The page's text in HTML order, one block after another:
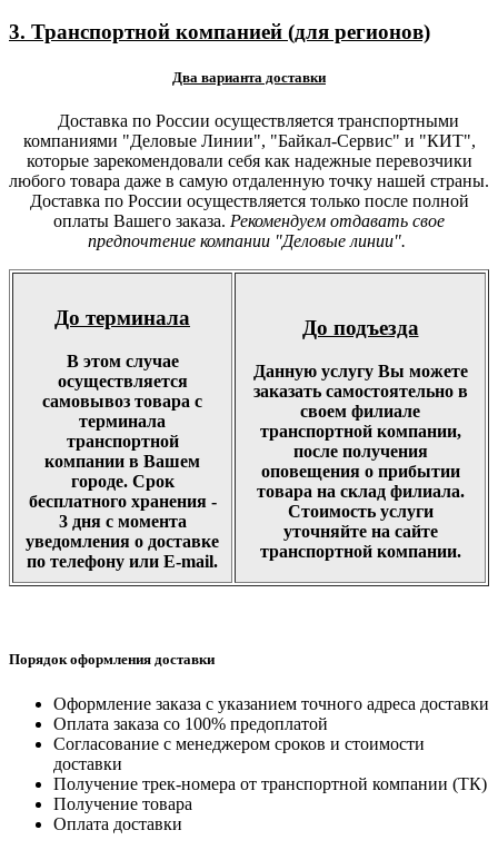
3. Транспортной компанией (для регионов)
Два варианта доставки
Доставка по России осуществляется транспортными
компаниями "Деловые Линии", "Байкал-Сервис" и "КИТ",
которые зарекомендовали себя как надежные перевозчики
любого товара даже в самую отдаленную точку нашей страны.
Доставка по России осуществляется только после полной
оплаты Вашего заказа. Рекомендуем отдавать свое
предпочтение компании "Деловые линии".
До терминала
В этом случае
осуществляется
самовывоз товара с
терминала
транспортной
компании в Вашем
городе. Срок
бесплатного хранения -
3 дня с момента
уведомления о доставке
по телефону или E-mail.
До подъезда
Данную услугу Вы можете
заказать самостоятельно в
своем филиале
транспортной компании,
после получения
оповещения о прибытии
товара на склад филиала.
Стоимость услуги
уточняйте на сайте
транспортной компании.
Порядок оформления доставки
Оформление заказа с указанием точного адреса доставки
Оплата заказа со 100% предоплатой
Согласование с менеджером сроков и стоимости
доставки
Получение трек-номера от транспортной компании (ТК)
Получение товара
Оплата доставки